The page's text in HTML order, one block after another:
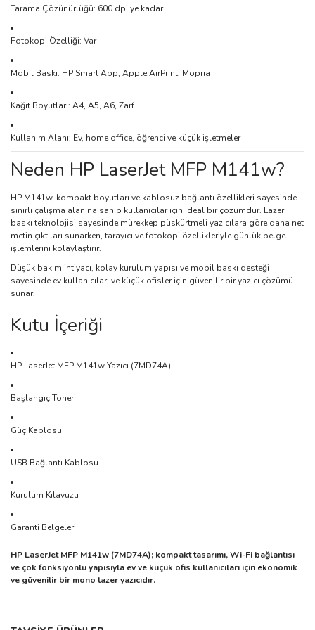
Tarama Çözünürlüğü: 600 dpi'ye kadar
Fotokopi Özelliği: Var
Mobil Baskı: HP Smart App, Apple AirPrint, Mopria
Kağıt Boyutları: A4, A5, A6, Zarf
Kullanım Alanı: Ev, home office, öğrenci ve küçük işletmeler
Neden HP LaserJet MFP M141w?
HP M141w, kompakt boyutları ve kablosuz bağlantı özellikleri sayesinde
sınırlı çalışma alanına sahip kullanıcılar için ideal bir çözümdür. Lazer
baskı teknolojisi sayesinde mürekkep püskürtmeli yazıcılara göre daha net
metin çıktıları sunarken, tarayıcı ve fotokopi özellikleriyle günlük belge
işlemlerini kolaylaştırır.
Düşük bakım ihtiyacı, kolay kurulum yapısı ve mobil baskı desteği
sayesinde ev kullanıcıları ve küçük ofisler için güvenilir bir yazıcı çözümü
sunar.
Kutu İçeriği
HP LaserJet MFP M141w Yazıcı (7MD74A)
Başlangıç Toneri
Güç Kablosu
USB Bağlantı Kablosu
Kurulum Kılavuzu
Garanti Belgeleri
HP LaserJet MFP M141w (7MD74A); kompakt tasarımı, Wi-Fi bağlantısı
ve çok fonksiyonlu yapısıyla ev ve küçük ofis kullanıcıları için ekonomik
ve güvenilir bir mono lazer yazıcıdır.
Bu ürünün fiyat bilgisi, resim, ürün açıklamalarında ve diğer